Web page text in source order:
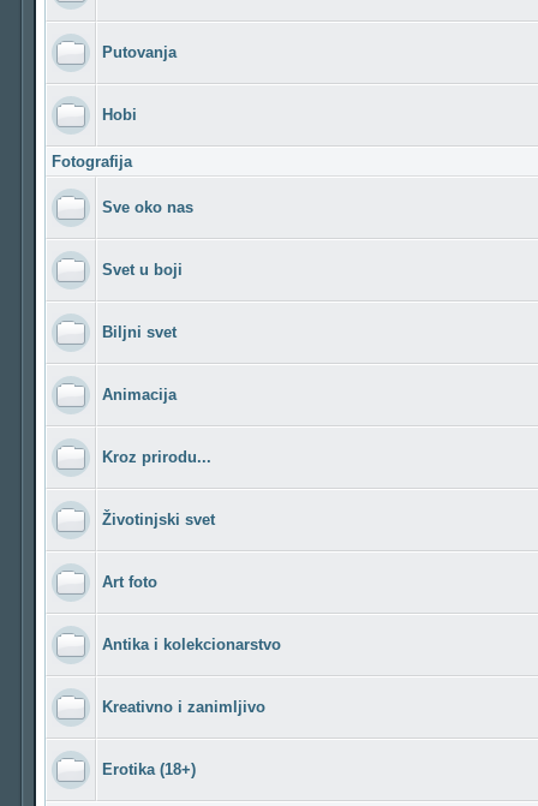
Putovanja
Hobi
Fotografija
Sve oko nas
Svet u boji
Biljni svet
Animacija
Kroz prirodu...
Životinjski svet
Art foto
Antika i kolekcionarstvo
Kreativno i zanimljivo
Erotika (18+)